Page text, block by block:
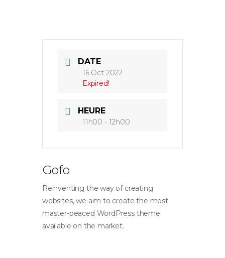
DATE
16 Oct 2022
Expired!
HEURE
11h00 - 12h00
Gofo
Reinventing the way of creating
websites, we aim to create the most
master-peaced WordPress theme
available on the market.